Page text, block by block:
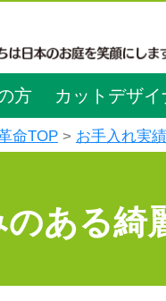
方 カットデザイ
命TOP お手入れ実績
のある